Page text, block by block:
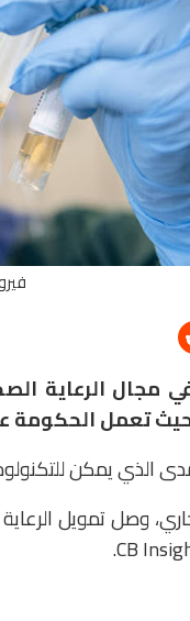
مجال الرعاية
تعمل الحكومة
الذي يمكن
وصل تمويل